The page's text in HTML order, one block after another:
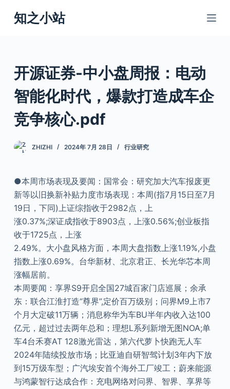
跳
过
知之小站
开源证券-中小盘周报：电动
智能化时代，爆款打造成车企
竞争核心.pdf
ZHIZHI 2024年 7月 28日 行业研究
●本周市场表现及要闻：国常会：研究加大汽车报废更
新等以旧换新补贴力度市场表现：本周(指7月15日至7月
19日，下同)上证综指收于2982点，上
涨0.37%;深证成指收于8903点，上涨0.56%;创业板指
收于1725点，上涨
2.49%。大小盘风格方面，本周大盘指数上涨1.19%,小盘
指数上涨0.69%。台华新材、北京君正、长光华芯本周
涨幅居前。
本周要闻：享界S9开启全国27城百家门店巡展；余承
东：联合江淮打造“尊界”,定价百万级别；问界M9上市7
个月大定破11万辆；消息称华为车BU半年内收入达100
亿元，超过过去两年总和；理想L系列新增无图NOA;单
车4台禾赛AT 128激光雷达，第六代萝卜快跑无人车
2024年陆续投放市场；比亚迪自研智驾计划3年内下放
到15万级车型；广汽埃安首个海外工厂竣工；蔚来能源
与鸿蒙智行达成合作：充电网络对问界、智界、享界等